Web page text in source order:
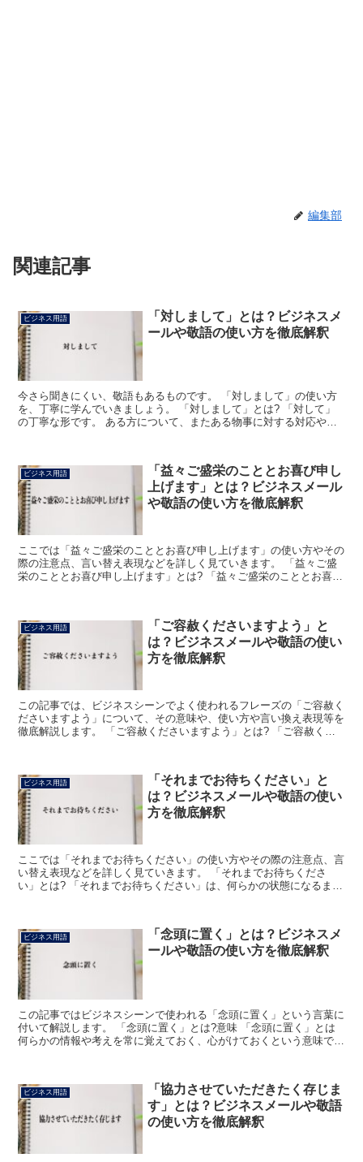
編集部
関連記事
ビジネス用語
「対しまして」とは？ビジネスメ
ールや敬語の使い方を徹底解釈
今さら聞きにくい、敬語もあるものです。 「対しまして」の使い方
を、丁寧に学んでいきましょう。 「対しまして」とは? 「対して」
の丁寧な形です。 ある方について、またある物事に対する対応や考
ビジネス用語
「益々ご盛栄のこととお喜び申し
上げます」とは？ビジネスメール
や敬語の使い方を徹底解釈
ここでは「益々ご盛栄のこととお喜び申し上げます」の使い方やその
際の注意点、言い替え表現などを詳しく見ていきます。 「益々ご盛
栄のこととお喜び申し上げます」とは? 「益々ご盛栄のこととお喜び
ビジネス用語
「ご容赦くださいますよう」と
は？ビジネスメールや敬語の使い
方を徹底解釈
この記事では、ビジネスシーンでよく使われるフレーズの「ご容赦く
ださいますよう」について、その意味や、使い方や言い換え表現等を
徹底解説します。 「ご容赦くださいますよう」とは? 「ご容赦くだ
ビジネス用語
「それまでお待ちください」と
は？ビジネスメールや敬語の使い
方を徹底解釈
ここでは「それまでお待ちください」の使い方やその際の注意点、言
い替え表現などを詳しく見ていきます。 「それまでお待ちくださ
い」とは? 「それまでお待ちください」は、何らかの状態になるまで
ビジネス用語
「念頭に置く」とは？ビジネスメ
ールや敬語の使い方を徹底解釈
この記事ではビジネスシーンで使われる「念頭に置く」という言葉に
付いて解説します。 「念頭に置く」とは?意味 「念頭に置く」とは
何らかの情報や考えを常に覚えておく、心がけておくという意味で
ビジネス用語
「協力させていただきたく存じま
す」とは？ビジネスメールや敬語
の使い方を徹底解釈